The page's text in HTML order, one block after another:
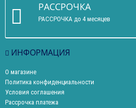
РАССРОЧКА
РАССРОЧКА до 4 месяцев
ИНФОРМАЦИЯ
О магазине
Политика конфиденциальности
Условия соглашения
Рассрочка платежа